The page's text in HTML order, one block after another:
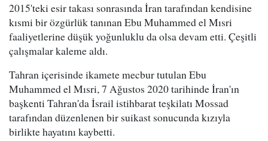
2015'teki esir takası sonrasında İran tarafından kendisine
kısmi bir özgürlük tanınan Ebu Muhammed el Mısri
faaliyetlerine düşük yoğunluklu da olsa devam etti. Çeşitli
çalışmalar kaleme aldı.
Tahran içerisinde ikamete mecbur tutulan Ebu
Muhammed el Mısri, 7 Ağustos 2020 tarihinde İran'ın
başkenti Tahran'da İsrail istihbarat teşkilatı Mossad
tarafından düzenlenen bir suikast sonucunda kızıyla
birlikte hayatını kaybetti.